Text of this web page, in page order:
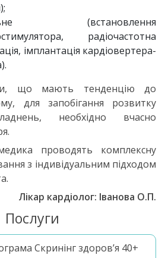
(встановлення
радіочастотна
імплантація кардіовертера-
що мають тенденцію до
для запобігання розвитку
необхідно вчасно
проводять комплексну
з індивідуальним підходом
Лікар кардіолог: Іванова О.П.
Послуги
Скринінг здоров’я 40+